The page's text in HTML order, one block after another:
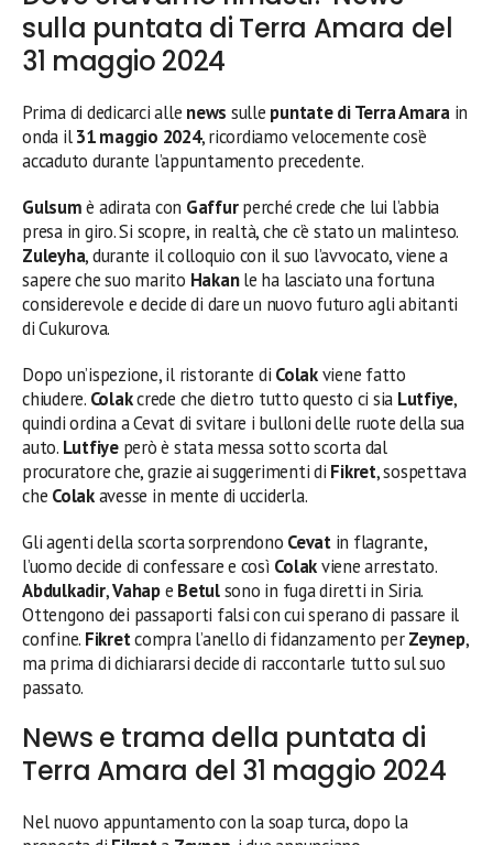
sulla puntata di Terra Amara del
31 maggio 2024
Prima di dedicarci alle news sulle puntate di Terra Amarain
onda il31 maggio 2024, ricordiamo velocemente cos’è
accaduto durante l’appuntamento precedente.
Gulsumè adirata con Gaffurperché crede che lui l’abbia
presa in giro. Si scopre, in realtà, che c’è stato un malinteso.
Zuleyha, durante il colloquio con il suo l’avvocato, viene a
sapere che suo marito Hakanle ha lasciato una fortuna
considerevole e decide di dare un nuovo futuro agli abitanti
di Cukurova.
Dopo un’ispezione, il ristorante di Colakviene fatto
chiudere. Colakcrede che dietro tutto questo ci sia Lutfiye,
quindi ordina a Cevat di svitare i bulloni delle ruote della sua
auto. Lutfiyeperò è stata messa sotto scorta dal
procuratore che, grazie ai suggerimenti di Fikret, sospettava
che Colakavesse in mente di ucciderla.
Gli agenti della scorta sorprendono Cevatin flagrante,
l’uomo decide di confessare e così Colakviene arrestato.
Abdulkadir,Vahape Betulsono in fuga diretti in Siria.
Ottengono dei passaporti falsi con cui sperano di passare il
confine. Fikretcompra l’anello di fidanzamento perZeynep,
ma prima di dichiararsi decide di raccontarle tutto sul suo
passato.
News e trama della puntata di
Terra Amara del 31 maggio 2024
Nel nuovo appuntamento con la soap turca, dopo la